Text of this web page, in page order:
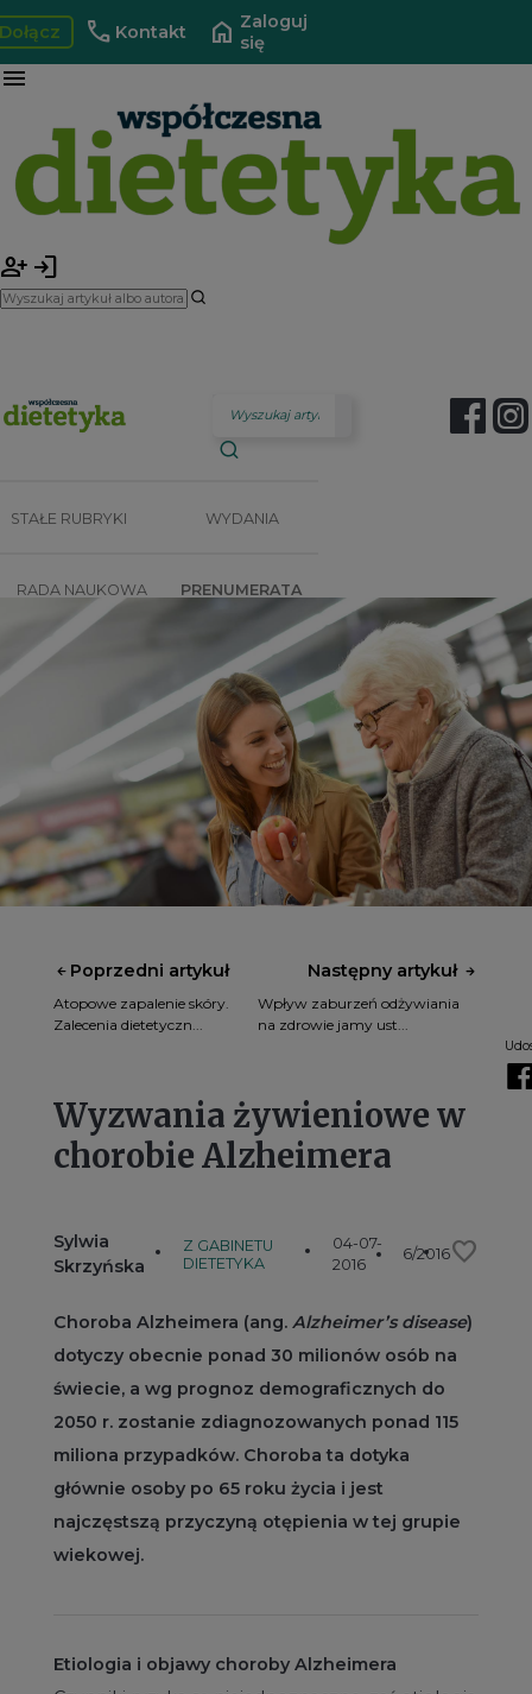
call Kontakt home Zaloguj
się
menu
person_add login
STAŁE RUBRYKI WYDANIA
RADA NAUKOWA PRENUMERATA
SKLEP
Poprzedni artykuł
Atopowe zapalenie skóry.
Zalecenia dietetyczn...
Następny artykuł
Wpływ zaburzeń odżywiania
na zdrowie jamy ust...
Wyzwania żywieniowe w
chorobie Alzheimera
Sylwia
Skrzyńska
Z GABINETU
DIETETYKA
04-07-
2016
6/2016favorite
Choroba Alzheimera (ang. Alzheimer’s disease)
dotyczy obecnie ponad 30 milionów osób na
świecie, a wg prognoz demograficznych do
2050 r. zostanie zdiagnozowanych ponad 115
miliona przypadków. Choroba ta dotyka
głównie osoby po 65 roku życia i jest
najczęstszą przyczyną otępienia w tej grupie
wiekowej.
Etiologia i objawy choroby Alzheimera